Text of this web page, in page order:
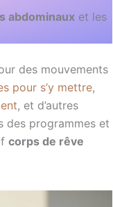
abdominaux et les
des mouvements
pour s’y mettre,
, et d’autres
des programmes et
corps de rêve